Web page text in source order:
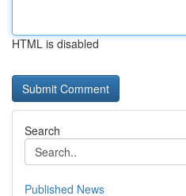
HTML is disabled
Search
Published News